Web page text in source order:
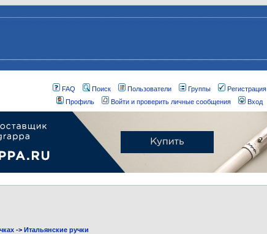
FAQ Поиск Пользователи Группы
Регистрация
Профиль
Войти и проверить личные сообщения Вход
-> Итальянские ручки